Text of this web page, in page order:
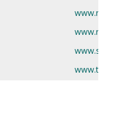
www.rcf.fr